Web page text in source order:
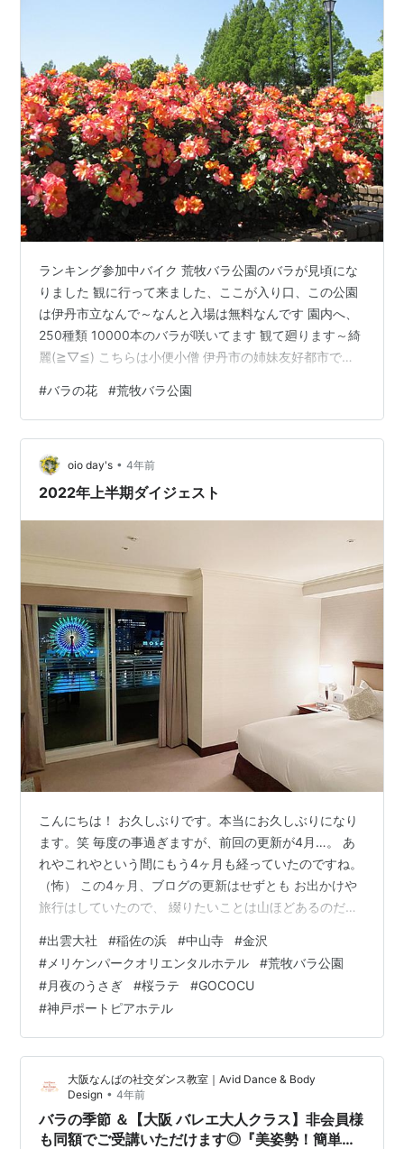
ランキング参加中バイク 荒牧バラ公園のバラが見頃にな
りました 観に行って来ました、ここが入り口、この公園
は伊丹市立なんで～なんと入場は無料なんです 園内へ、
250種類 10000本のバラが咲いてます 観て廻ります～綺
麗(≧▽≦) こちらは小便小僧 伊丹市の姉妹友好都市であ
は平和のモニュメントも有ります いや～壮観ですね 暫く
は見頃が続きそうです 伊丹市の荒牧バラ公園でした
#バラの花 #荒牧バラ公園
oio day's • 4年前
2022年上半期ダイジェスト
こんにちは！ お久しぶりです。本当にお久しぶりになり
ます。笑 毎度の事過ぎますが、前回の更新が4月…。 あ
れやこれやという間にもう4ヶ月も経っていたのですね。
（怖） この4ヶ月、ブログの更新はせずとも お出かけや
旅行はしていたので、 綴りたいことは山ほどあるのだけ
ら……というのが、 近況報告になります😅 笑 有難いこと
に更新が滞っている間も、 このブログへ足を運んでくだ
さる方がいらしたのが嬉しくて、 とにかく何か久しぶり
に更新しよう！と 思い立ったのが、たった今の出来事に
なります。 ひとまず今日は、 この4ヶ月のお出かけダイ
ジェストをさくっと（怪…
#出雲大社 #稲佐の浜 #中山寺 #金沢
#メリケンパークオリエンタルホテル #荒牧バラ公園
#月夜のうさぎ #桜ラテ #GOCOCU
#神戸ポートピアホテル
大阪なんばの社交ダンス教室｜Avid Dance & Body
Design • 4年前
バラの季節 ＆【大阪 バレエ大人クラス】非会員様
も同額でご受講いただけます◎『美姿勢！簡単ク